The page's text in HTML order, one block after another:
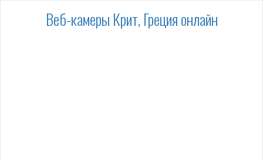
Веб-камеры Крит, Греция онлайн